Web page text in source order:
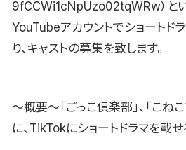
9fCCWi1cNpUzo02tqWRw）と
YouTubeアカウントでショートド
り、キャストの募集を致します。
〜概要〜「ごっこ倶楽部」、「こね
に、TikTokにショートドラマを載